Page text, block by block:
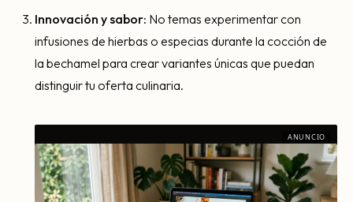
Innovación y sabor: No temas experimentar con
infusiones de hierbas o especias durante la cocción de
la bechamel para crear variantes únicas que puedan
distinguir tu oferta culinaria.
ANUNCIO